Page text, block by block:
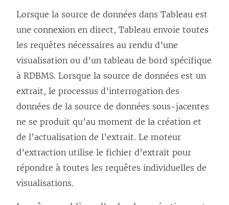
Lorsque la source de données dans Tableau est
une connexion en direct, Tableau envoie toutes
les requêtes nécessaires au rendu d’une
visualisation ou d’un tableau de bord spécifique
à RDBMS. Lorsque la source de données est un
extrait, le processus d’interrogation des
données de la source de données sous-jacentes
ne se produit qu’au moment de la création et
de l’actualisation de l’extrait. Le moteur
d’extraction utilise le fichier d’extrait pour
répondre à toutes les requêtes individuelles de
visualisations.